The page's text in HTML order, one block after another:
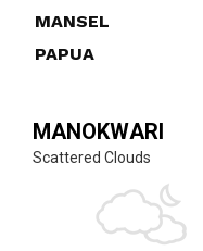
MANSEL
PAPUA
MANOKWARI
Scattered Clouds